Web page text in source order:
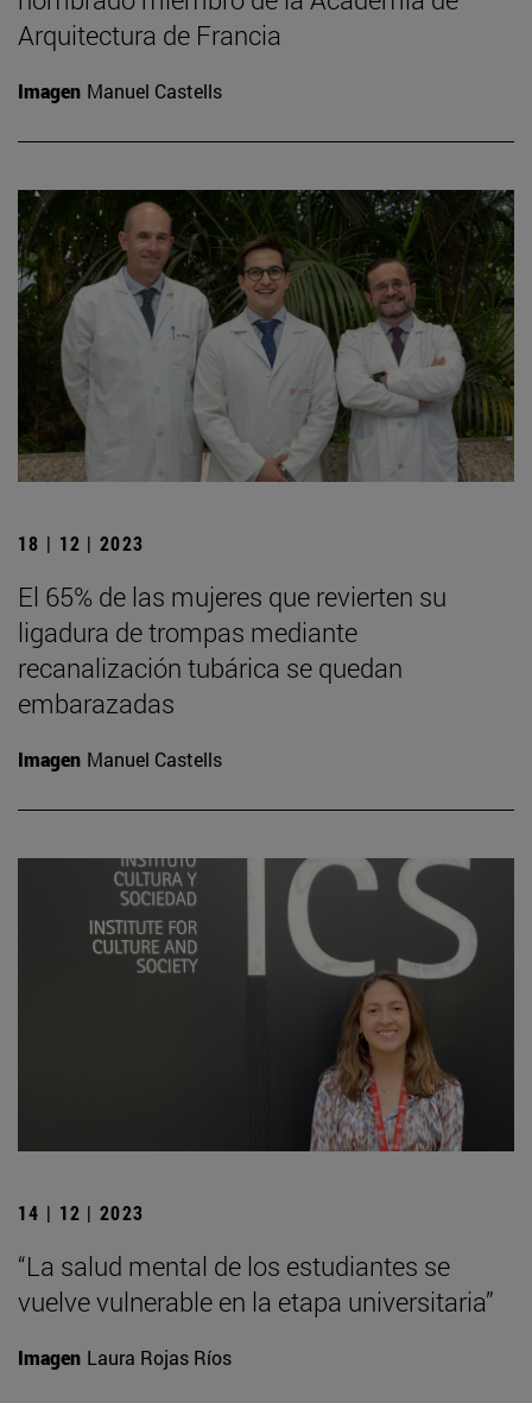
Arquitectura de Francia
Imagen Manuel Castells
18 | 12 | 2023
El 65% de las mujeres que revierten su
ligadura de trompas mediante
recanalización tubárica se quedan
embarazadas
Imagen Manuel Castells
14 | 12 | 2023
“La salud mental de los estudiantes se
vuelve vulnerable en la etapa universitaria”
Imagen Laura Rojas Ríos